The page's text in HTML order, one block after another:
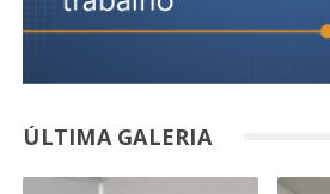
ÚLTIMA GALERIA